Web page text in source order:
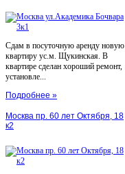
Сдам в посуточную аренду новую
квартиру ус.м. Щукинская. В
квартире сделан хороший ремонт,
установле...
Подробнее »
Москва пр. 60 лет Октября, 18
к2